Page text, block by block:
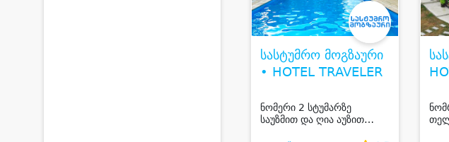
სასტუმრო მოგზაური
• HOTEL TRAVELER
ნომერი 2 სტუმარზე
საუზმით და ღია აუზით